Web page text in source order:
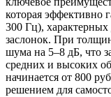
которая эффективно
300 Гц),
заслонок. При
шума на 5–8 дБ, что
средних и высоких
начинается от 800
решением для